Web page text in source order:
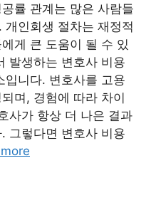
률 관계는 많은 사람들
인회생 절차는 재정적
게 큰 도움이 될 수 있
발생하는 변호사 비용
입니다. 변호사를 고용
며, 경험에 따라 차이
사가 항상 더 나은 결과
그렇다면 변호사 비용